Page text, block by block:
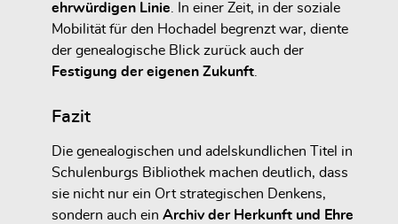
ehrwürdigen Linie. In einer Zeit, in der soziale
Mobilität für den Hochadel begrenzt war, diente
der genealogische Blick zurück auch der
Festigung der eigenen Zukunft.
Fazit
Die genealogischen und adelskundlichen Titel in
Schulenburgs Bibliothek machen deutlich, dass
sie nicht nur ein Ort strategischen Denkens,
sondern auch ein Archiv der Herkunft und Ehre